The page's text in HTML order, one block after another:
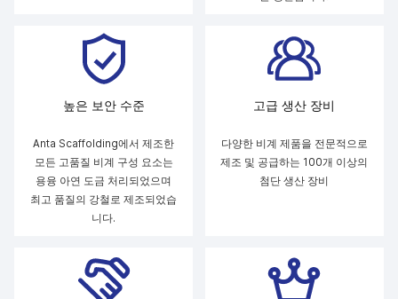
높은 보안 수준
Anta Scaffolding에서 제조한
모든 고품질 비계 구성 요소는
용융 아연 도금 처리되었으며
최고 품질의 강철로 제조되었습
니다.
고급 생산 장비
다양한 비계 제품을 전문적으로
제조 및 공급하는 100개 이상의
첨단 생산 장비